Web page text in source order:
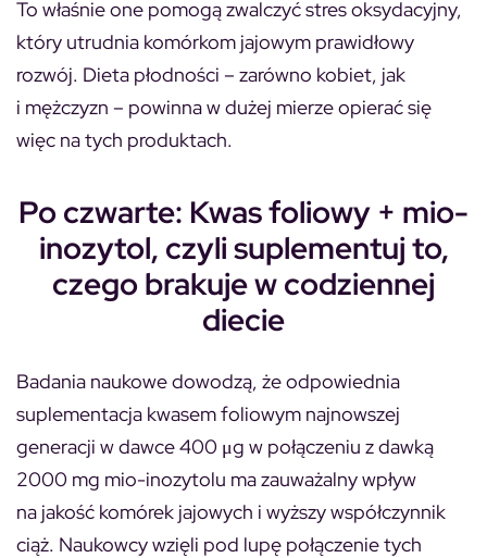
To właśnie one pomogą zwalczyć stres oksydacyjny,
który utrudnia komórkom jajowym prawidłowy
rozwój. Dieta płodności – zarówno kobiet, jak
i mężczyzn – powinna w dużej mierze opierać się
więc na tych produktach.
Po czwarte: Kwas foliowy + mio-
inozytol, czyli suplementuj to,
czego brakuje w codziennej
diecie
Badania naukowe dowodzą, że odpowiednia
suplementacja kwasem foliowym najnowszej
generacji w dawce 400 μg w połączeniu z dawką
2000 mg mio-inozytolu ma zauważalny wpływ
na jakość komórek jajowych i wyższy współczynnik
ciąż. Naukowcy wzięli pod lupę połączenie tych